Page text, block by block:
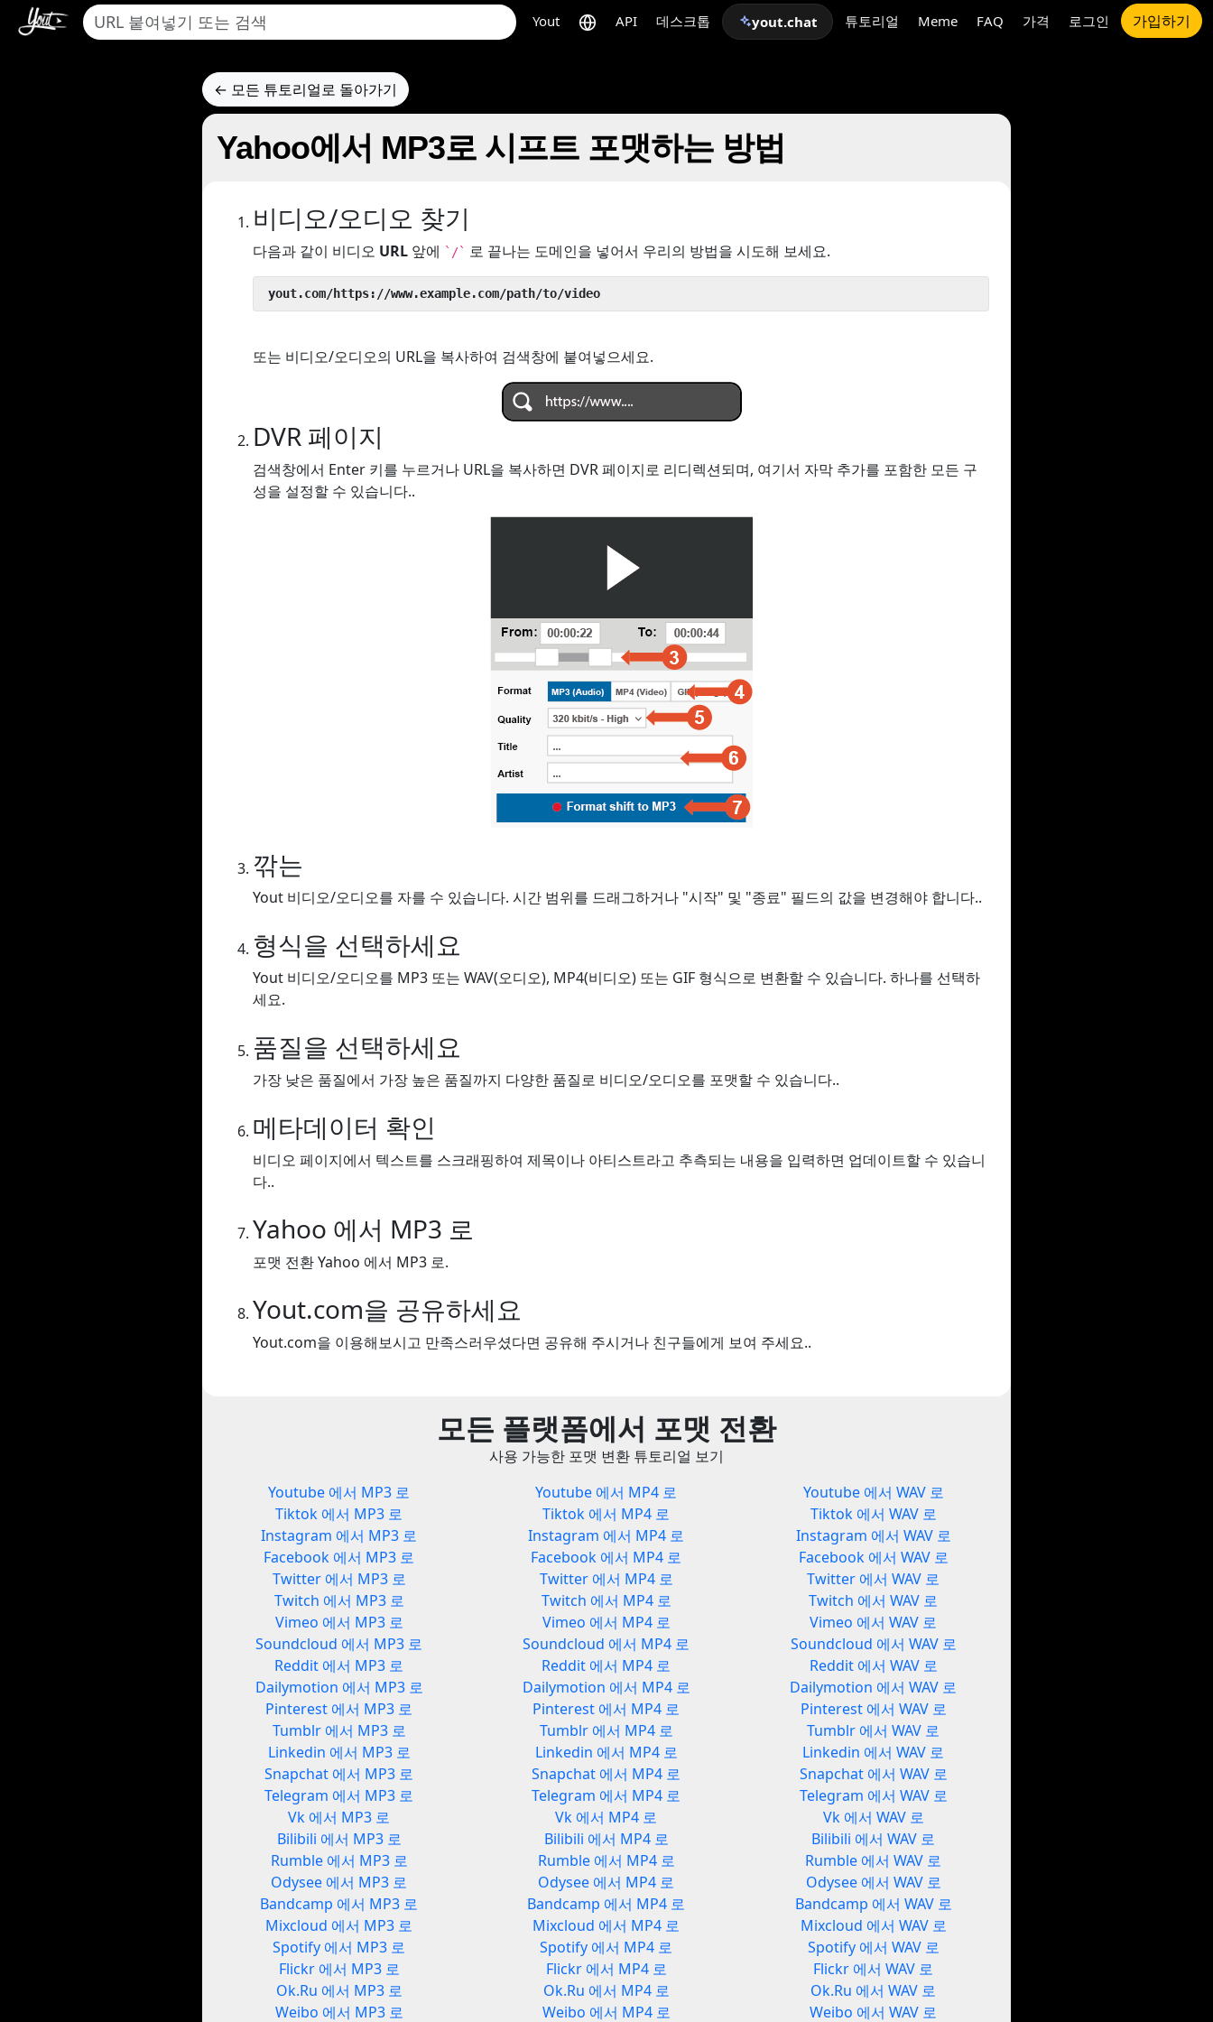
Yout API 데스크톱 yout.chat 튜토리얼 Meme FAQ 가격 로그인 가입하기
← 모든 튜토리얼로 돌아가기
Yahoo에서 MP3로 시프트 포맷하는 방법
비디오/오디오 찾기
다음과 같이 비디오 URL 앞에 `/` 로 끝나는 도메인을 넣어서 우리의 방법을 시도해 보세요.
yout.com/https://www.example.com/path/to/video
또는 비디오/오디오의 URL을 복사하여 검색창에 붙여넣으세요.
DVR 페이지
검색창에서 Enter 키를 누르거나 URL을 복사하면 DVR 페이지로 리디렉션되며, 여기서 자막 추가를 포함한 모든 구
성을 설정할 수 있습니다..
깎는
Yout 비디오/오디오를 자를 수 있습니다. 시간 범위를 드래그하거나 "시작" 및 "종료" 필드의 값을 변경해야 합니다..
형식을 선택하세요
Yout 비디오/오디오를 MP3 또는 WAV(오디오), MP4(비디오) 또는 GIF 형식으로 변환할 수 있습니다. 하나를 선택하
세요.
품질을 선택하세요
가장 낮은 품질에서 가장 높은 품질까지 다양한 품질로 비디오/오디오를 포맷할 수 있습니다..
메타데이터 확인
비디오 페이지에서 텍스트를 스크래핑하여 제목이나 아티스트라고 추측되는 내용을 입력하면 업데이트할 수 있습니
다..
Yahoo 에서 MP3 로
포맷 전환 Yahoo 에서 MP3 로.
Yout.com을 공유하세요
Yout.com을 이용해보시고 만족스러우셨다면 공유해 주시거나 친구들에게 보여 주세요..
모든 플랫폼에서 포맷 전환
사용 가능한 포맷 변환 튜토리얼 보기
Youtube 에서 MP3 로
Tiktok 에서 MP3 로
Instagram 에서 MP3 로
Facebook 에서 MP3 로
Twitter 에서 MP3 로
Twitch 에서 MP3 로
Vimeo 에서 MP3 로
Soundcloud 에서 MP3 로
Reddit 에서 MP3 로
Dailymotion 에서 MP3 로
Pinterest 에서 MP3 로
Tumblr 에서 MP3 로
Linkedin 에서 MP3 로
Snapchat 에서 MP3 로
Telegram 에서 MP3 로
Vk 에서 MP3 로
Bilibili 에서 MP3 로
Rumble 에서 MP3 로
Odysee 에서 MP3 로
Bandcamp 에서 MP3 로
Mixcloud 에서 MP3 로
Spotify 에서 MP3 로
Flickr 에서 MP3 로
Ok.Ru 에서 MP3 로
Weibo 에서 MP3 로
Youtube 에서 MP4 로
Tiktok 에서 MP4 로
Instagram 에서 MP4 로
Facebook 에서 MP4 로
Twitter 에서 MP4 로
Twitch 에서 MP4 로
Vimeo 에서 MP4 로
Soundcloud 에서 MP4 로
Reddit 에서 MP4 로
Dailymotion 에서 MP4 로
Pinterest 에서 MP4 로
Tumblr 에서 MP4 로
Linkedin 에서 MP4 로
Snapchat 에서 MP4 로
Telegram 에서 MP4 로
Vk 에서 MP4 로
Bilibili 에서 MP4 로
Rumble 에서 MP4 로
Odysee 에서 MP4 로
Bandcamp 에서 MP4 로
Mixcloud 에서 MP4 로
Spotify 에서 MP4 로
Flickr 에서 MP4 로
Ok.Ru 에서 MP4 로
Weibo 에서 MP4 로
Youtube 에서 WAV 로
Tiktok 에서 WAV 로
Instagram 에서 WAV 로
Facebook 에서 WAV 로
Twitter 에서 WAV 로
Twitch 에서 WAV 로
Vimeo 에서 WAV 로
Soundcloud 에서 WAV 로
Reddit 에서 WAV 로
Dailymotion 에서 WAV 로
Pinterest 에서 WAV 로
Tumblr 에서 WAV 로
Linkedin 에서 WAV 로
Snapchat 에서 WAV 로
Telegram 에서 WAV 로
Vk 에서 WAV 로
Bilibili 에서 WAV 로
Rumble 에서 WAV 로
Odysee 에서 WAV 로
Bandcamp 에서 WAV 로
Mixcloud 에서 WAV 로
Spotify 에서 WAV 로
Flickr 에서 WAV 로
Ok.Ru 에서 WAV 로
Weibo 에서 WAV 로